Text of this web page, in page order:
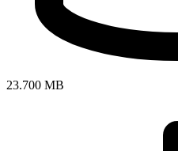
23.700 MB